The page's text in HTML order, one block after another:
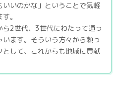
いのかな」ということで気軽
。
2世代、3世代にわたって通っ
ます。そういう方々から頼っ
して、これからも地域に貢献